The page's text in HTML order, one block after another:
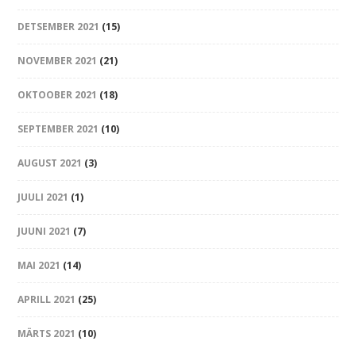
DETSEMBER 2021 (15)
NOVEMBER 2021 (21)
OKTOOBER 2021 (18)
SEPTEMBER 2021 (10)
AUGUST 2021 (3)
JUULI 2021 (1)
JUUNI 2021 (7)
MAI 2021 (14)
APRILL 2021 (25)
MÄRTS 2021 (10)